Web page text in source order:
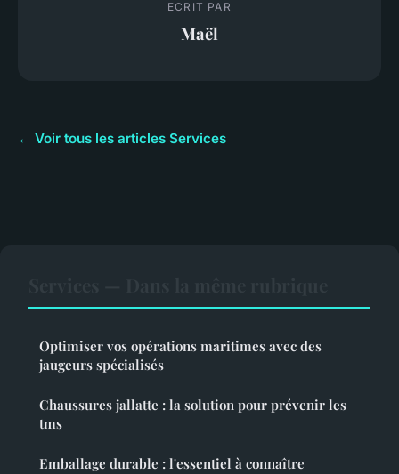
ECRIT PAR
Maël
← Voir tous les articles Services
Optimiser vos opérations maritimes avec des
jaugeurs spécialisés
Chaussures jallatte : la solution pour prévenir les
tms
Emballage durable : l'essentiel à connaître